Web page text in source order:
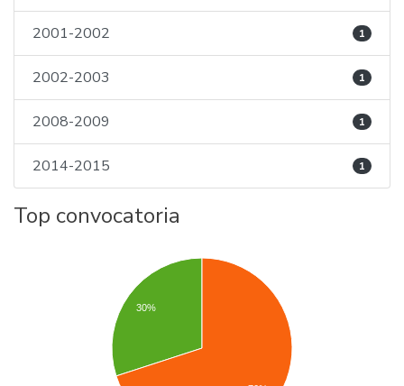
2001-2002 1
2002-2003 1
2008-2009 1
2014-2015 1
Top convocatoria
30%